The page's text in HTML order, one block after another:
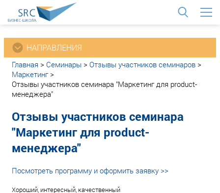
НАПРАВЛЕНИЯ
Главная > Семинары > Отзывы участников семинаров >
Маркетинг >
Отзывы участников семинара "Маркетинг для product-
менеджера"
Отзывы участников семинара
"Маркетинг для product-
менеджера"
Посмотреть программу и оформить заявку >>
Хороший, интересный, качественный